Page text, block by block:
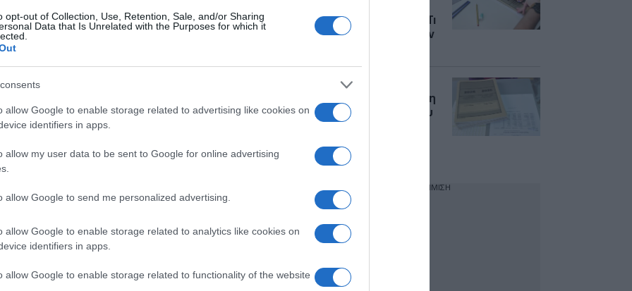
opt-out of Collection, Use, Retention, Sale, and/or Sharing
Data that Is Unrelated with the Purposes for which it
allow Google to enable storage related to advertising like cookies on
identifiers in apps.
allow my user data to be sent to Google for online advertising
allow Google to send me personalized advertising.
allow Google to enable storage related to analytics like cookies on
identifiers in apps.
allow Google to enable storage related to functionality of the website
τις περσινές βάσεις
σπουδών και τις
Μηχανογραφικού – Τι
πρέπει να γνωρίζουν
Πανελλήνιες 2026:
Αντίστροφη μέτρηση
για την υποβολή του
διαδικασία
ΔΙΑΦΗΜΙΣΗ